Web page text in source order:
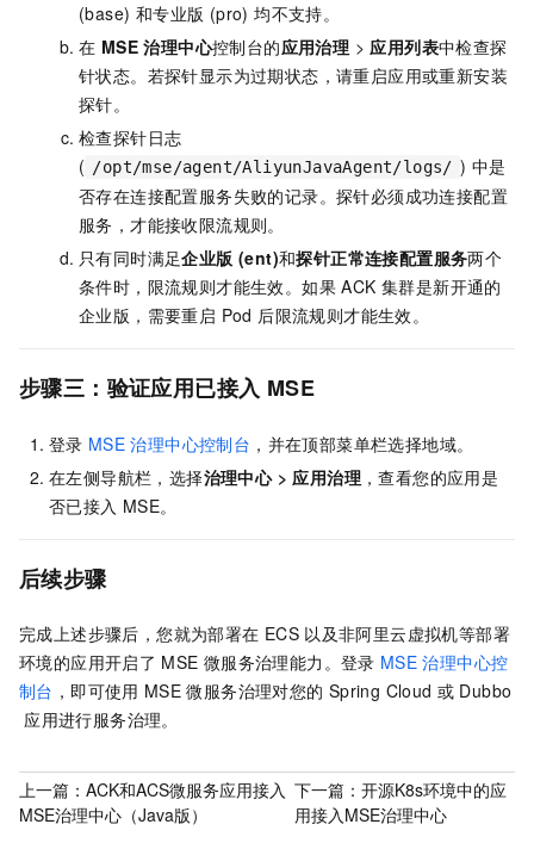
(base) 和专业版 (pro) 均不支持。
在 MSE 治理中心控制台的应用治理 >应用列表中检查探
针状态。若探针显示为过期状态，请重启应用或重新安装
探针。
检查探针日志
( /opt/mse/agent/AliyunJavaAgent/logs/ ) 中是
否存在连接配置服务失败的记录。探针必须成功连接配置
服务，才能接收限流规则。
只有同时满足企业版 (ent)和探针正常连接配置服务两个
条件时，限流规则才能生效。如果 ACK 集群是新开通的
企业版，需要重启 Pod 后限流规则才能生效。
步骤三：验证应用已接入 MSE
登录 MSE 治理中心控制台 ，并在顶部菜单栏选择地域。
在左侧导航栏，选择治理中心> 应用治理 ，查看您的应用是
否已接入 MSE。
后续步骤
完成上述步骤后，您就为部署在 ECS 以及非阿里云虚拟机等部署
环境的应用开启了 MSE 微服务治理能力。登录 MSE 治理中心控
制台 ，即可使用 MSE 微服务治理对您的 Spring Cloud 或 Dubbo
应用进行服务治理。
上一篇： ACK和ACS微服务应用接入
MSE治理中心（Java版）
下一篇： 开源K8s环境中的应
用接入MSE治理中心